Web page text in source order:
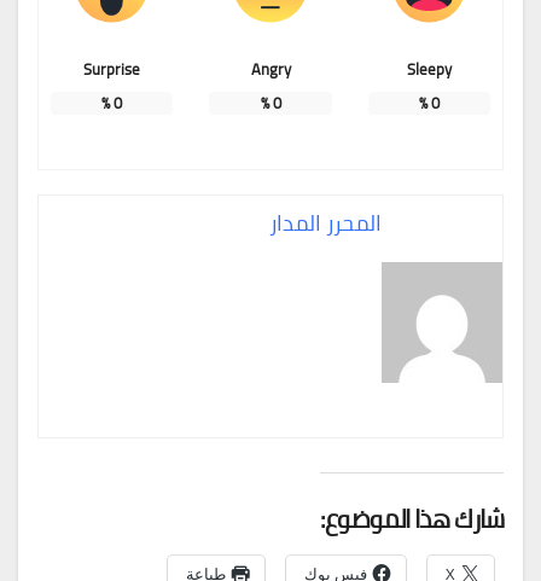
Sleepy
0
%
Angry
0
%
Surprise
0
%
المحرر المدار
شارك هذا الموضوع:
X فيس بوك طباعة